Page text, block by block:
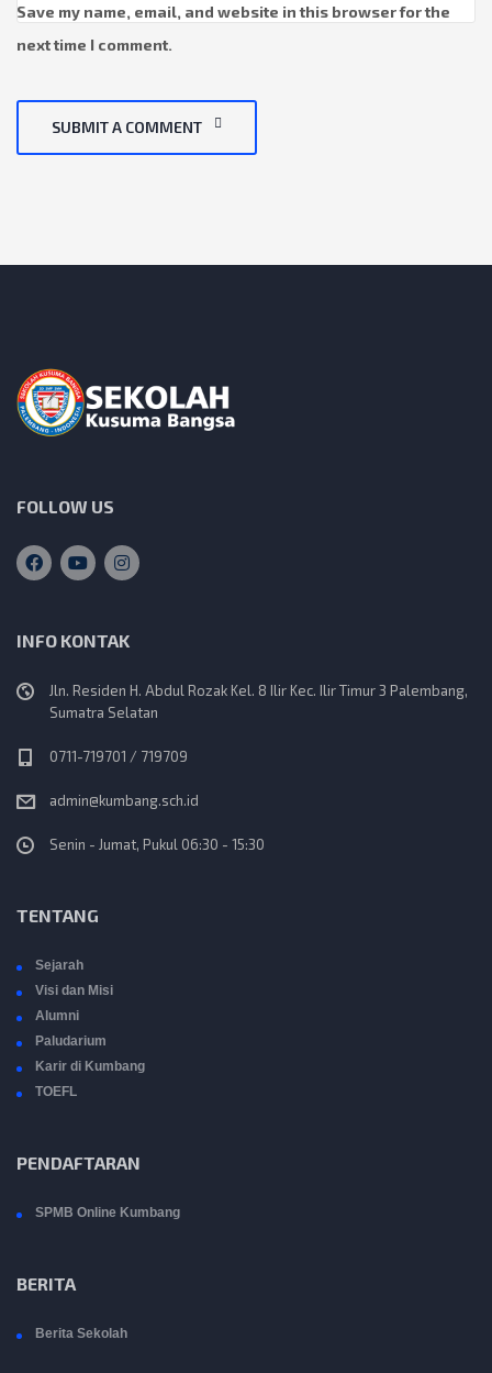
Save my name, email, and website in this browser for the
next time I comment.
SUBMIT A COMMENT
FOLLOW US
INFO KONTAK
Jln. Residen H. Abdul Rozak Kel. 8 Ilir Kec. Ilir Timur 3 Palembang,
Sumatra Selatan
0711-719701 / 719709
admin@kumbang.sch.id
Senin - Jumat, Pukul 06:30 - 15:30
TENTANG
Sejarah
Visi dan Misi
Alumni
Paludarium
Karir di Kumbang
TOEFL
PENDAFTARAN
SPMB Online Kumbang
BERITA
Berita Sekolah